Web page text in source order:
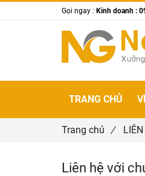
Liên hệ với
Trang chủ /
Gọi ngay : Kinh doanh :
TRANG CHỦ